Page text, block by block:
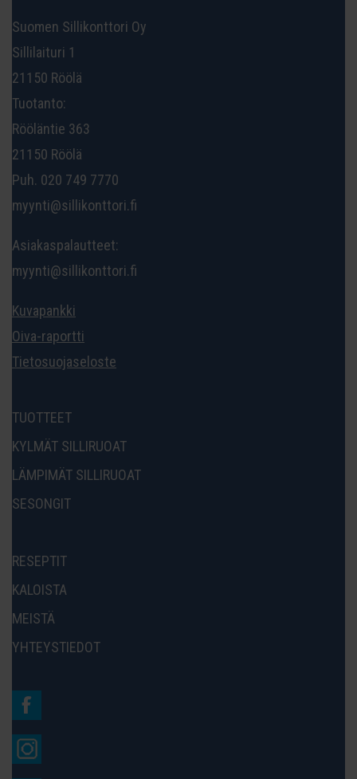
Suomen Sillikonttori Oy
Sillilaituri 1
21150 Röölä
Tuotanto:
Rööläntie 363
21150 Röölä
Puh. 020 749 7770
myynti@sillikonttori.fi
Asiakaspalautteet:
myynti@sillikonttori.fi
Kuvapankki
Oiva-raportti
Tietosuojaseloste
TUOTTEET
KYLMÄT SILLIRUOAT
LÄMPIMÄT SILLIRUOAT
SESONGIT
RESEPTIT
KALOISTA
MEISTÄ
YHTEYSTIEDOT